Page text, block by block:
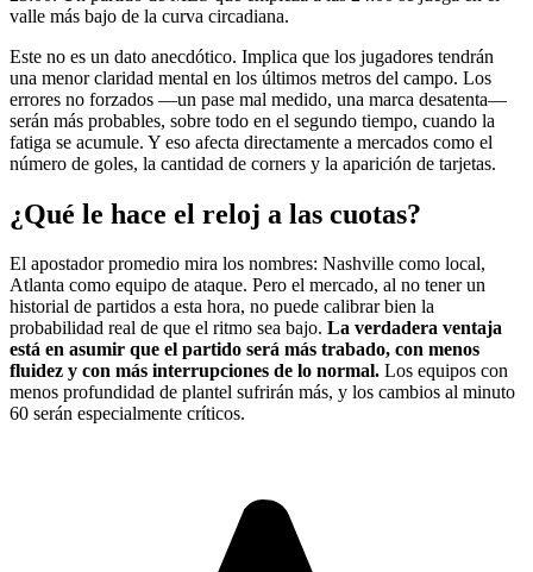
valle más bajo de la curva circadiana.
Este no es un dato anecdótico. Implica que los jugadores tendrán
una menor claridad mental en los últimos metros del campo. Los
errores no forzados —un pase mal medido, una marca desatenta—
serán más probables, sobre todo en el segundo tiempo, cuando la
fatiga se acumule. Y eso afecta directamente a mercados como el
número de goles, la cantidad de corners y la aparición de tarjetas.
¿Qué le hace el reloj a las cuotas?
El apostador promedio mira los nombres: Nashville como local,
Atlanta como equipo de ataque. Pero el mercado, al no tener un
historial de partidos a esta hora, no puede calibrar bien la
probabilidad real de que el ritmo sea bajo. La verdadera ventaja
está en asumir que el partido será más trabado, con menos
fluidez y con más interrupciones de lo normal. Los equipos con
menos profundidad de plantel sufrirán más, y los cambios al minuto
60 serán especialmente críticos.